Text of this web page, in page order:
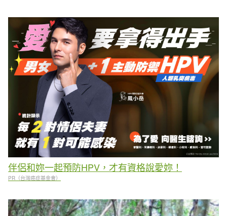
伴侶和妳一起預防HPV，才有資格說愛妳！
PR（台灣癌症基金會）